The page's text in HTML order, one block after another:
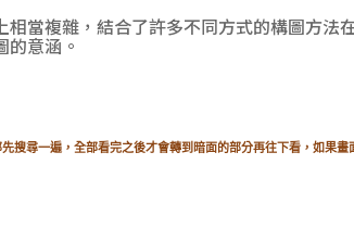
相當複雜，結合了許多不同方式的構圖方法
的意涵。
搜尋一遍，全部看完之後才會轉到暗面的部分再往下看，如果